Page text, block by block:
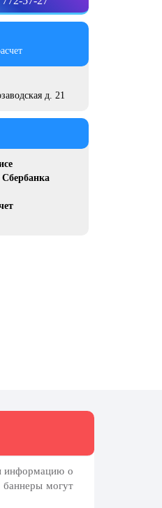
д. 21
информацию о
могут